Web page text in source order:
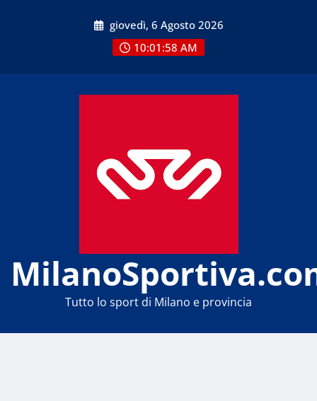
giovedì, 6 Agosto 2026
10:01:58 AM
Tutto lo sport di Milano e provincia